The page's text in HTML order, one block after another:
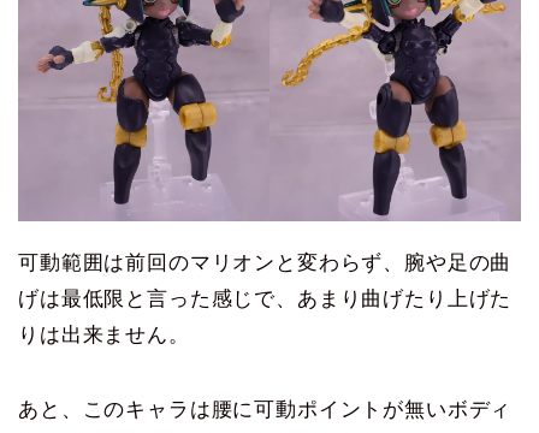
可動範囲は前回のマリオンと変わらず、腕や足の曲
げは最低限と言った感じで、あまり曲げたり上げた
りは出来ません。
あと、このキャラは腰に可動ポイントが無いボディ